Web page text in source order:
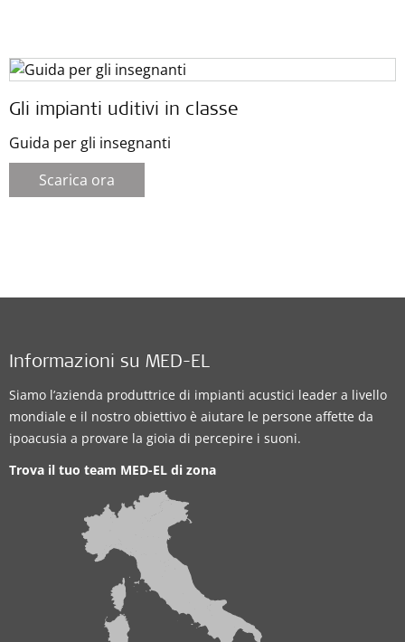
Gli impianti uditivi in classe
Guida per gli insegnanti
Scarica ora
Informazioni su MED-EL
Siamo l’azienda produttrice di impianti acustici leader a livello
mondiale e il nostro obiettivo è aiutare le persone affette da
ipoacusia a provare la gioia di percepire i suoni.
Trova il tuo team MED-EL di zona